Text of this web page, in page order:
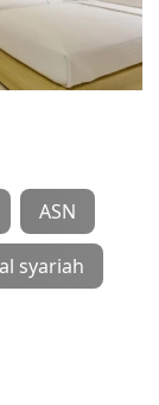
ASN
syariah